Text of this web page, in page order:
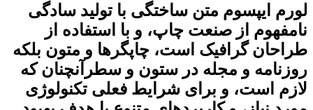
لورم ایپسوم متن ساختگی با تولید سادگی
نامفهوم از صنعت چاپ، و با استفاده از
طراحان گرافیک است، چاپگرها و متون بلکه
روزنامه و مجله در ستون و سطرآنچنان که
لازم است، و برای شرایط فعلی تکنولوژی